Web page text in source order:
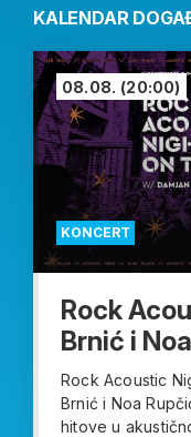
KALENDAR
KONCERT
08.08. (20:00)
Rock
Brnić i
Rock Acoustic
Brnić i Noa
hitove u